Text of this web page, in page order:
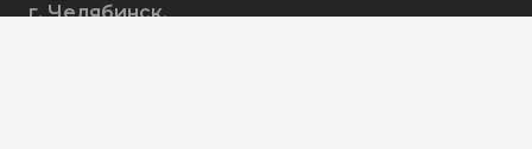
г. Челябинск,